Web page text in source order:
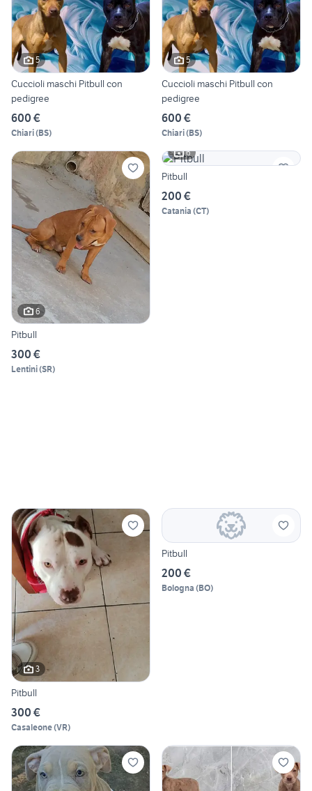
5
Cuccioli maschi Pitbull con
pedigree
600 €
Chiari(BS)
5
Cuccioli maschi Pitbull con
pedigree
600 €
Chiari(BS)
6
Pitbull
300 €
Lentini(SR)
6
Pitbull
200 €
Catania (CT)
3
Pitbull
300 €
Casaleone(VR)
Pitbull
200 €
Bologna (BO)